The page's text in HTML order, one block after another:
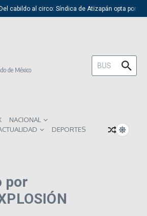
Del cabildo al circo: Síndica de Atizapán opta por
de México
Buscar:
NACIONAL
DEPORTES
por